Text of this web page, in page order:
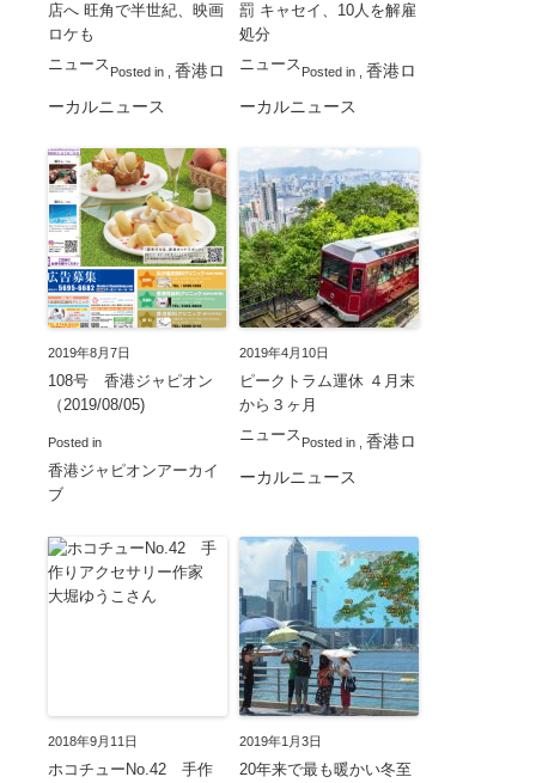
店へ 旺角で半世紀、映画
ロケも
Posted in
ニュース
香港ロ
ーカルニュース
罰 キャセイ、10人を解雇
処分
Posted in
ニュース
香港ロ
ーカルニュース
2019年8月7日
108号 香港ジャピオン
（2019/08/05)
Posted in
香港ジャピオンアーカイ
ブ
2019年4月10日
ピークトラム運休 ４月末
から３ヶ月
Posted in
ニュース
香港ロ
ーカルニュース
2018年9月11日
ホコチューNo.42 手作
2019年1月3日
20年来で最も暖かい冬至